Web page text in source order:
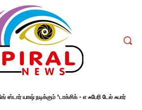
ஸ்டார் யாஷ் நடிக்கும் 'டாக்சிக் - எ ஃபேரி டேல் ஃபார்